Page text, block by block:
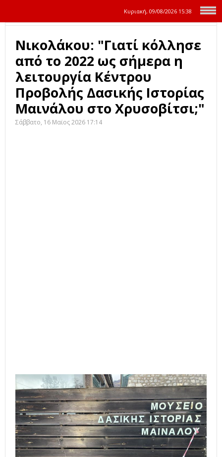
Κυριακή, 09/08/2026 15:38
Νικολάκου: "Γιατί κόλλησε
από το 2022 ως σήμερα η
λειτουργία Κέντρου
Προβολής Δασικής Ιστορίας
Μαινάλου στο Χρυσοβίτσι;"
Σάββατο, 16 Μαϊος 2026 17:14